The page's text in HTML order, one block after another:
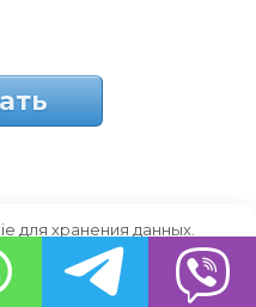
для хранения данных.
даете свое согласие на
OK